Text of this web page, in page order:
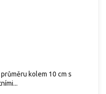
kolem 10 cm s